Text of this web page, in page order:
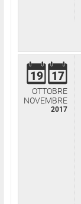
19 17
OTTOBRE
NOVEMBRE
2017